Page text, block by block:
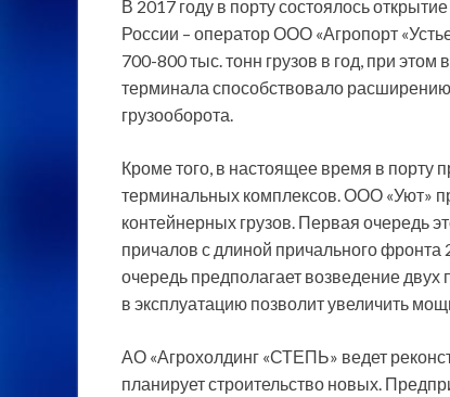
В 2017 году в порту состоялось открытие
России – оператор ООО «Агропорт
700-800 тыс. тонн грузов в год, при
терминала способствовало
грузооборота.
Кроме того, в настоящее время в порту
терминальных комплексов. ООО «Уют»
контейнерных грузов. Первая очередь
причалов с длиной причального фронта
очередь предполагает возведение
в эксплуатацию позволит увеличить
АО «Агрохолдинг «СТЕПЬ» ведет
планирует строительство новых.